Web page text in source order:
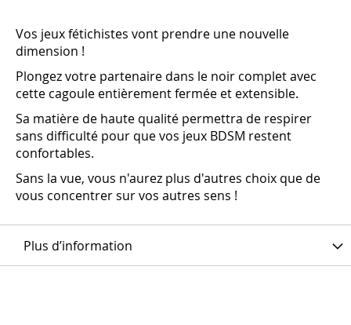
Vos jeux fétichistes vont prendre une nouvelle
dimension !
Plongez votre partenaire dans le noir complet avec
cette cagoule entièrement fermée et extensible.
Sa matière de haute qualité permettra de respirer
sans difficulté pour que vos jeux BDSM restent
confortables.
Sans la vue, vous n'aurez plus d'autres choix que de
vous concentrer sur vos autres sens !
Plus d’information